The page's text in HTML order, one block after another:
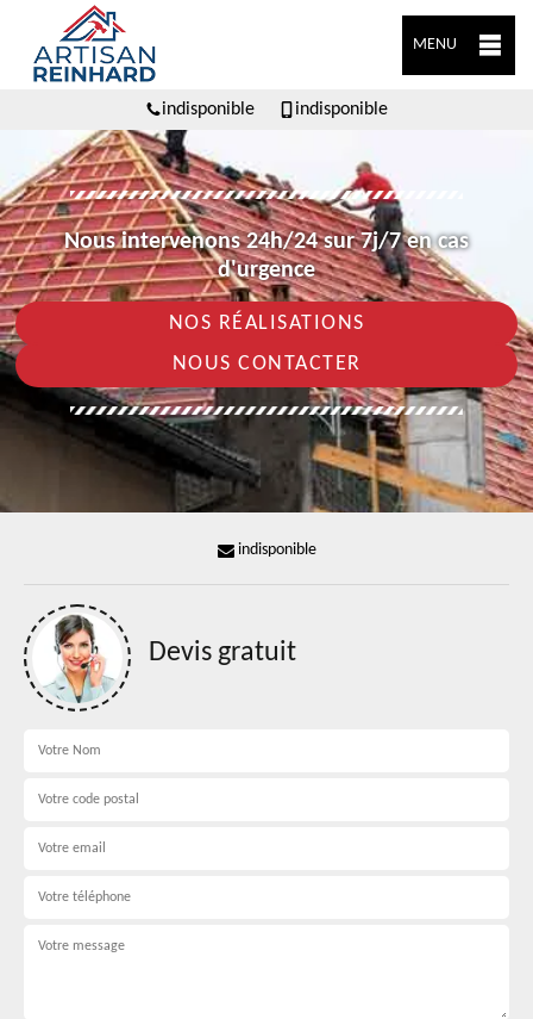
MENU
indisponible indisponible
Nous intervenons 24h/24 sur 7j/7 en cas
d'urgence
NOS RÉALISATIONS
NOUS CONTACTER
indisponible
Devis gratuit